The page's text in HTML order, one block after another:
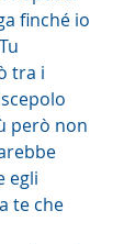
finché io
tra i
però non
egli
te che